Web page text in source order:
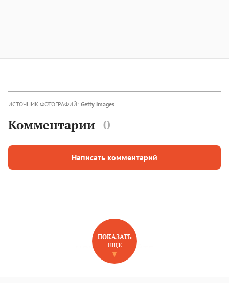
ИСТОЧНИК ФОТОГРАФИЙ: Getty Images
Комментарии 0
Написать комментарий
НОВОЕ НА САЙТЕ
ПОКАЗАТЬ
ЕЩЕ